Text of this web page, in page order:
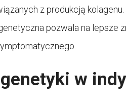
z produkcją
pozwala na lepsze
w